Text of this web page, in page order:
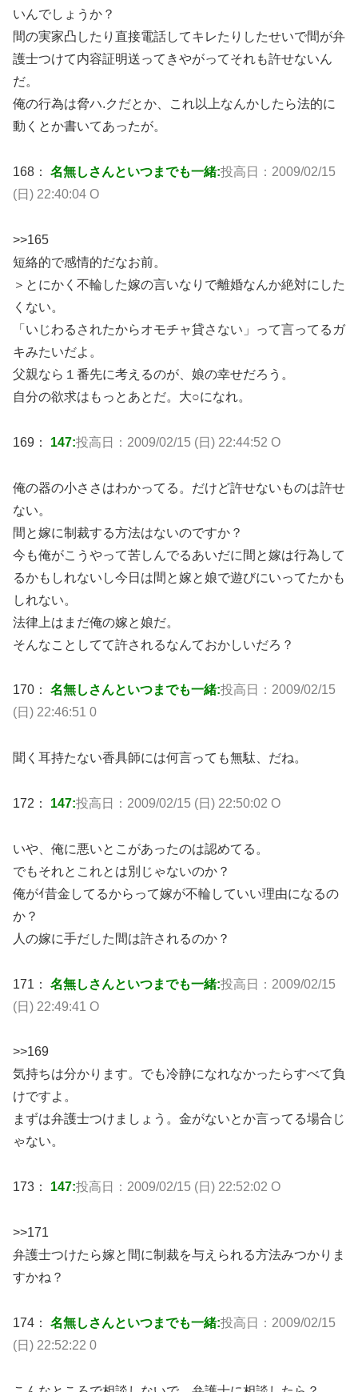
いんでしょうか？
間の実家凸したり直接電話してキレたりしたせいで間が弁
護士つけて内容証明送ってきやがってそれも許せないん
だ。
俺の行為は脅ハ.クだとか、これ以上なんかしたら法的に
動くとか書いてあったが。
168： 名無しさんといつまでも一緒:投高日：2009/02/15
(日) 22:40:04 O
>>165
短絡的で感情的だなお前。
＞とにかく不輪した嫁の言いなりで離婚なんか絶対にした
くない。
「いじわるされたからオモチャ貸さない」って言ってるガ
キみたいだよ。
父親なら１番先に考えるのが、娘の幸せだろう。
自分の欲求はもっとあとだ。大○になれ。
169： 147:投高日：2009/02/15 (日) 22:44:52 O
俺の器の小ささはわかってる。だけど許せないものは許せ
ない。
間と嫁に制裁する方法はないのですか？
今も俺がこうやって苦しんでるあいだに間と嫁は行為して
るかもしれないし今日は間と嫁と娘で遊びにいってたかも
しれない。
法律上はまだ俺の嫁と娘だ。
そんなことしてて許されるなんておかしいだろ？
170： 名無しさんといつまでも一緒:投高日：2009/02/15
(日) 22:46:51 0
聞く耳持たない香具師には何言っても無駄、だね。
172： 147:投高日：2009/02/15 (日) 22:50:02 O
いや、俺に悪いとこがあったのは認めてる。
でもそれとこれとは別じゃないのか？
俺がｲ昔金してるからって嫁が不輪していい理由になるの
か？
人の嫁に手だした間は許されるのか？
171： 名無しさんといつまでも一緒:投高日：2009/02/15
(日) 22:49:41 O
>>169
気持ちは分かります。でも冷静になれなかったらすべて負
けですよ。
まずは弁護士つけましょう。金がないとか言ってる場合じ
ゃない。
173： 147:投高日：2009/02/15 (日) 22:52:02 O
>>171
弁護士つけたら嫁と間に制裁を与えられる方法みつかりま
すかね？
174： 名無しさんといつまでも一緒:投高日：2009/02/15
(日) 22:52:22 0